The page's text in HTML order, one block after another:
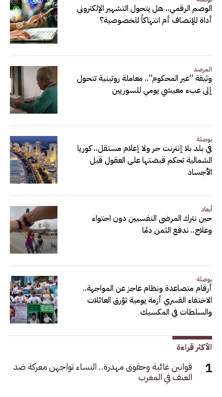
الوصم الرقمي.. هل يتحول التشهير الإلكتروني
أداة للإنصاف أم انتهاكاً للخصوصية؟
المرصد
وثيقة “غير المحكوم”.. معاملة روتينية تتحول
إلى عبء معيشي يومي للسوريين
بوصلة
في بلد بلا إنترنت حر ولا إعلام مستقل.. كوريا
الشمالية تحكم قبضتها على العقول قبل
الأجساد
أبعاد
حين نترك المرضى النفسيين دون احتواء
وعلاج.. ندفع الثمن دمًا
بوصلة
أرقام متصاعدة ونظام عاجز عن المواجهة..
الاختفاء القسري أزمة يومية تؤرق العائلات
والسلطات في المكسيك
الأكثر قراءة
قوانين غائبة وحقوق مهدرة.. النساء تواجهن معركة ضد
العنف في المغرب